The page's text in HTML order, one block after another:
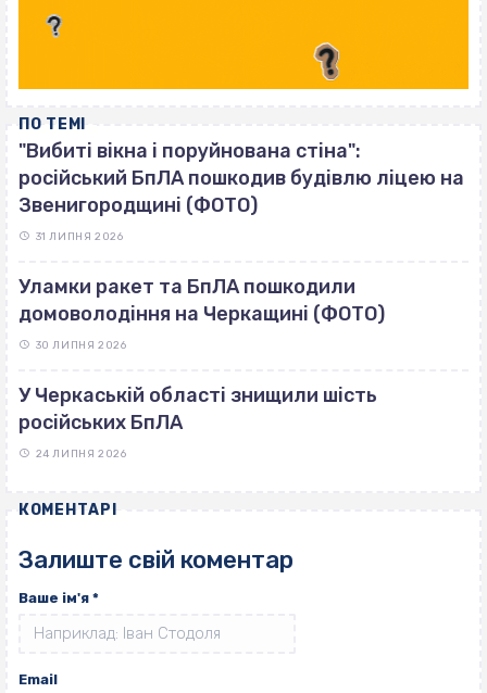
ПО ТЕМІ
"Вибиті вікна і поруйнована стіна":
російський БпЛА пошкодив будівлю ліцею на
Звенигородщині (ФОТО)
31 ЛИПНЯ 2026
Уламки ракет та БпЛА пошкодили
домоволодіння на Черкащині (ФОТО)
30 ЛИПНЯ 2026
У Черкаській області знищили шість
російських БпЛА
24 ЛИПНЯ 2026
КОМЕНТАРІ
Залиште свій коментар
Ваше ім'я *
Email